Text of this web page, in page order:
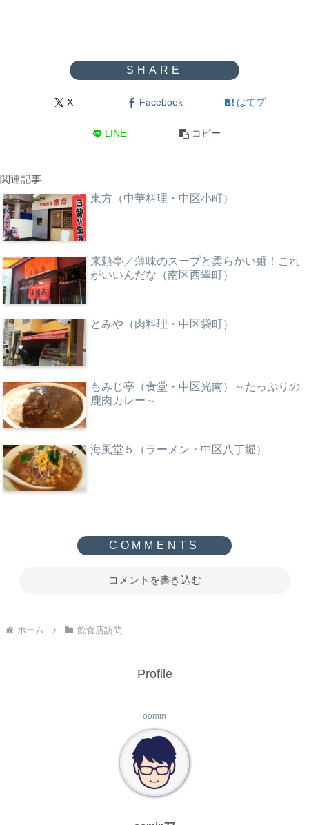
X Facebook はてブ
LINE コピー
関連記事
東方（中華料理・中区小町）
来頼亭／薄味のスープと柔らかい麺！これ
がいいんだな（南区西翠町）
とみや（肉料理・中区袋町）
もみじ亭（食堂・中区光南）～たっぷりの
鹿肉カレー～
海風堂５（ラーメン・中区八丁堀）
コメントを書き込む
ホーム 飲食店訪問
Profile
oomin